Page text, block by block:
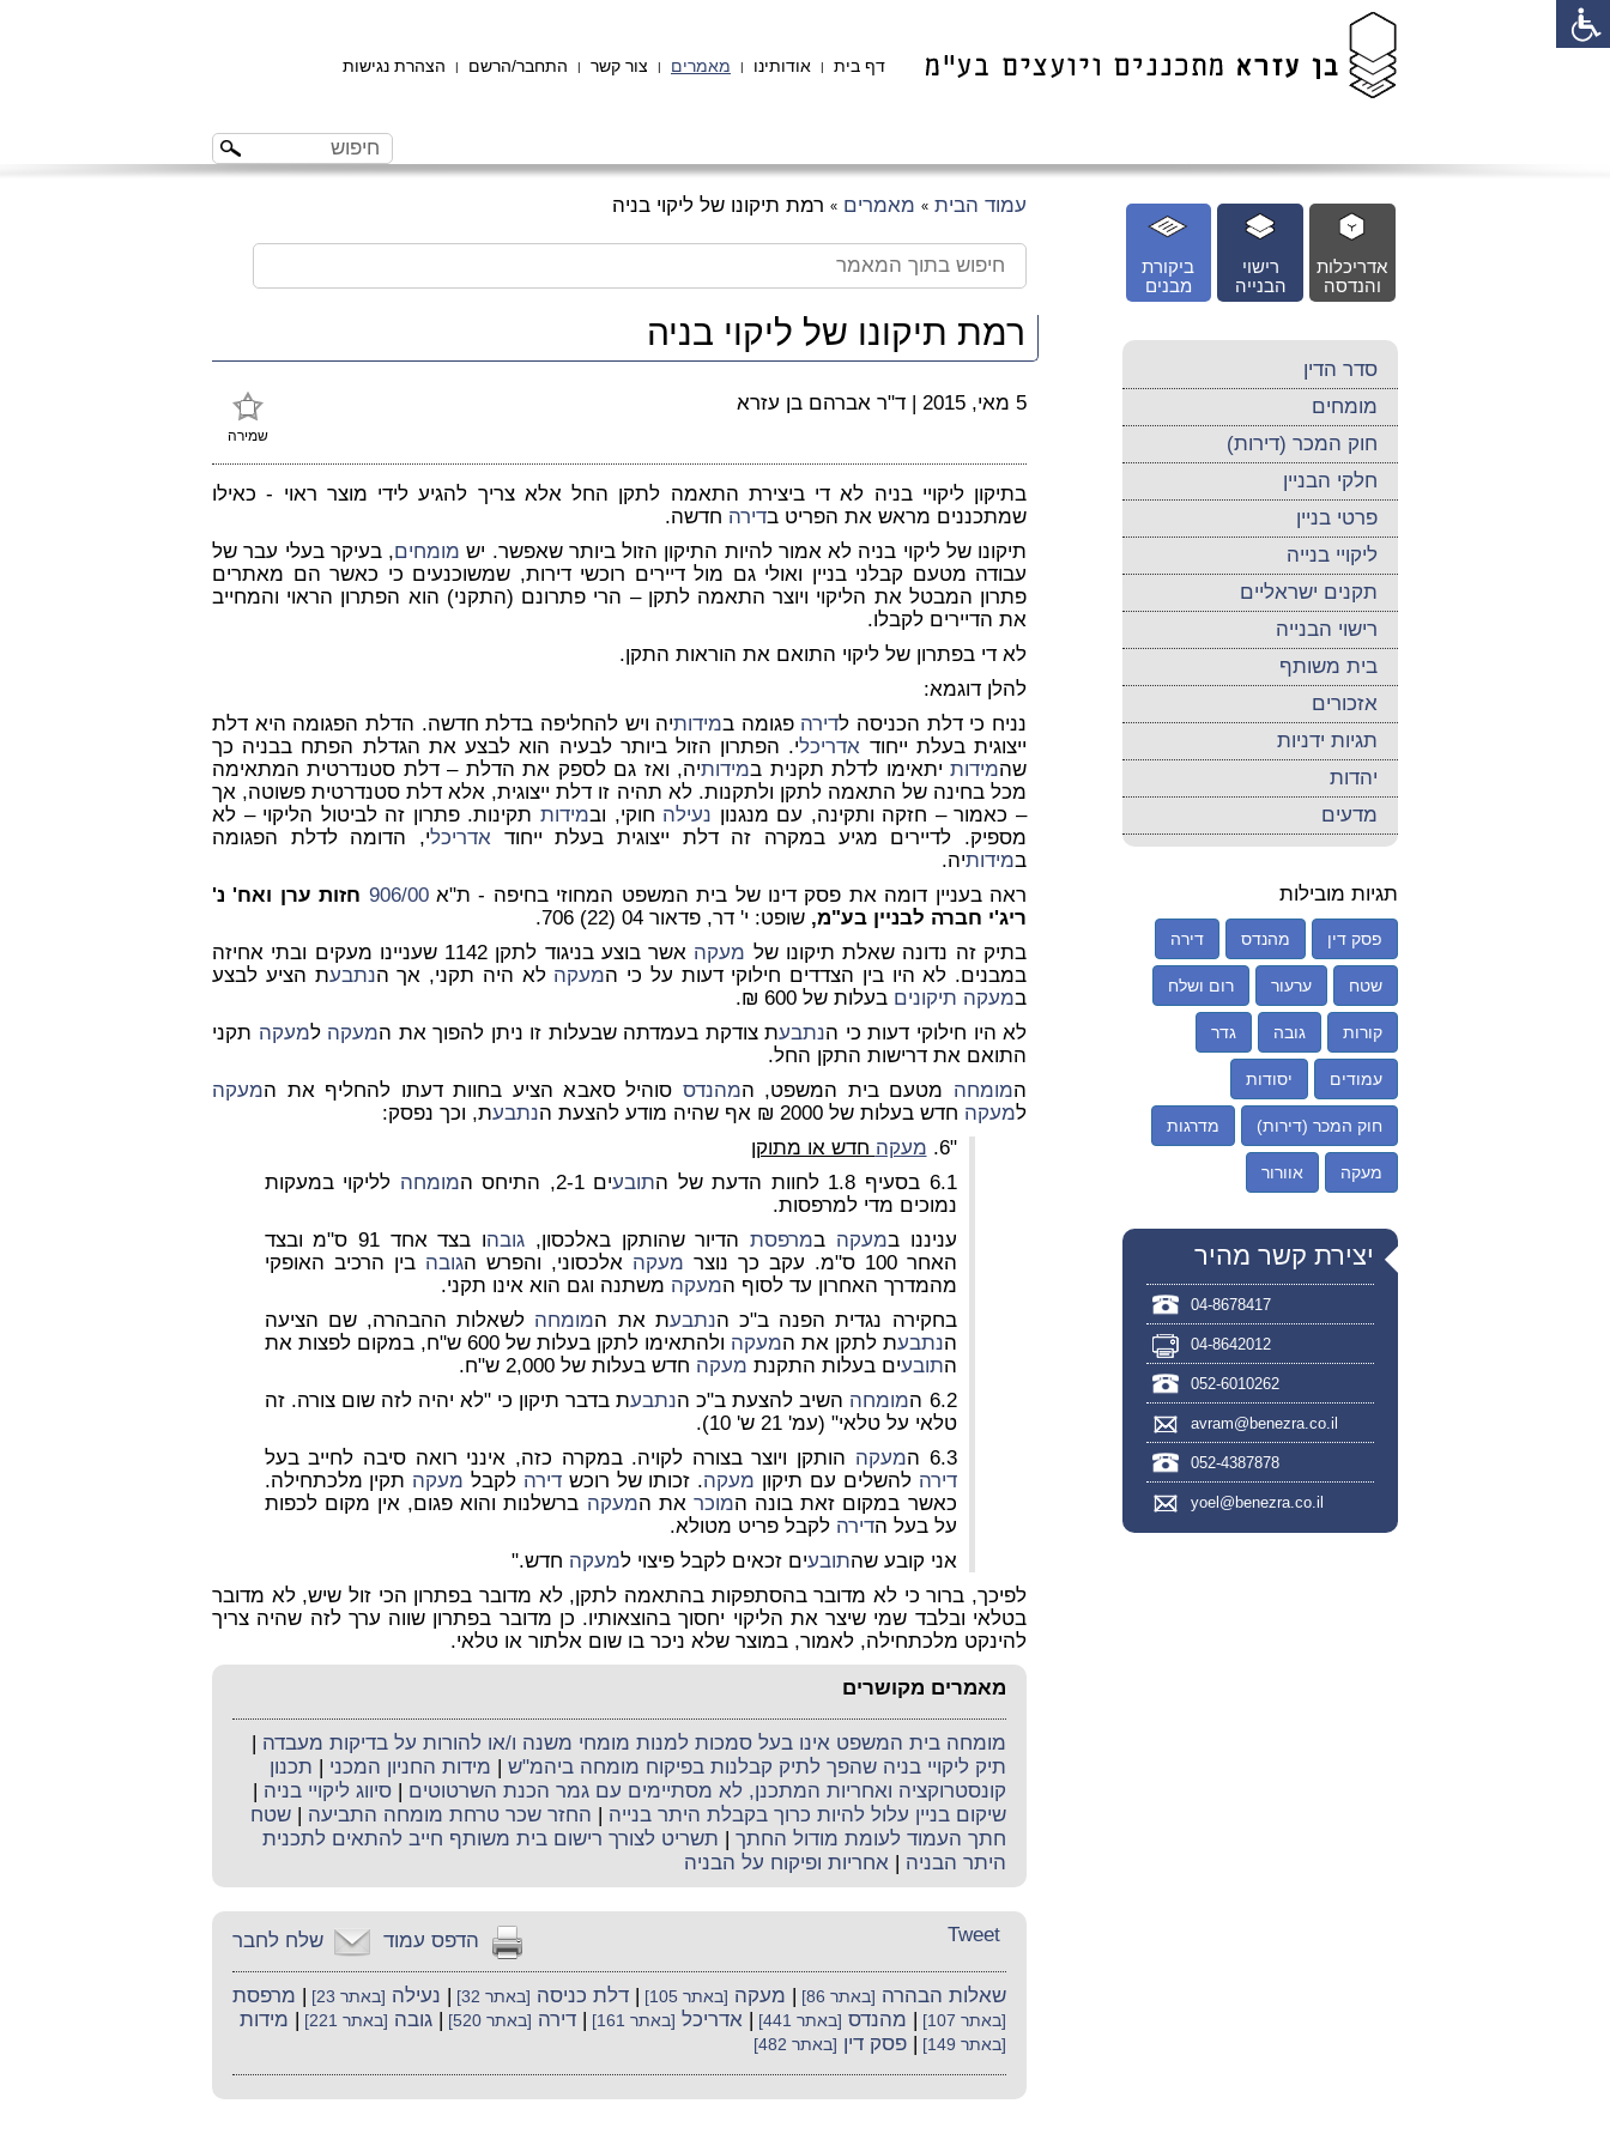
דף בית | אודותינו | מאמרים | צור קשר | התחבר/הרשם | הצהרת נגישות
עמוד הבית » מאמרים » רמת תיקונו של ליקוי בניה
רמת תיקונו של ליקוי בניה
שמירה
5 מאי, 2015 | ד"ר אברהם בן עזרא
בתיקון ליקויי בניה לא די ביצירת התאמה לתקן החל אלא צריך להגיע לידי מוצר ראוי - כאילו
שמתכננים מראש את הפריט בדירה חדשה.
תיקונו של ליקוי בניה לא אמור להיות התיקון הזול ביותר שאפשר. יש מומחים, בעיקר בעלי עבר של
עבודה מטעם קבלני בניין ואולי גם מול דיירים רוכשי דירות, שמשוכנעים כי כאשר הם מאתרים
פתרון המבטל את הליקוי ויוצר התאמה לתקן – הרי פתרונם (התקני) הוא הפתרון הראוי והמחייב
את הדיירים לקבלו.
לא די בפתרון של ליקוי התואם את הוראות התקן.
להלן דוגמא:
נניח כי דלת הכניסה לדירה פגומה במידותיה ויש להחליפה בדלת חדשה. הדלת הפגומה היא דלת
ייצוגית בעלת ייחוד אדריכלי. הפתרון הזול ביותר לבעיה הוא לבצע את הגדלת הפתח בבניה כך
שהמידותיתאימו לדלת תקנית במידותיה, ואז גם לספק את הדלת – דלת סטנדרטית המתאימה
מכל בחינה של התאמה לתקן ולתקנות. לא תהיה זו דלת ייצוגית, אלא דלת סטנדרטית פשוטה, אך
– כאמור – חזקה ותקינה, עם מנגנון נעילה חוקי, ובמידות תקינות. פתרון זה לביטול הליקוי – לא
מספיק. לדיירים מגיע במקרה זה דלת ייצוגית בעלת ייחוד אדריכלי, הדומה לדלת הפגומה
במידותיה.
ראה בעניין דומה את פסק דינו של בית המשפט המחוזי בחיפה - ת"א906/00 חזות ערן ואח' נ'
ריג'י חברה לבניין בע"מ, שופט: י' דר, פדאור 04 (22) 706.
בתיק זה נדונה שאלת תיקונו של מעקה
אשר בוצע בניגוד לתקן 1142 שעניינו מעקים ובתי אחיזה
במבנים. לא היו בין הצדדים חילוקי דעות על כי המעקה לא היה תקני, אך הנתבעת הציע לבצע
במעקה תיקונים בעלות של 600 ₪.
לא היו חילוקי דעות כי הנתבעת צודקת בעמדתה שבעלות זו ניתן להפוך את המעקה למעקה תקני
התואם את דרישות התקן החל.
המומחה מטעם בית המשפט, המהנדס סוהיל סאבא הציע בחוות דעתו להחליף את המעקה
למעקה חדש בעלות של 2000 ₪ אף שהיה מודע להצעת ה נתבעת, וכך נפסק:
"6.
מעקה חדש או מתוקן
6.1 בסעיף 1.8 לחוות הדעת של ה
תובעים 2-1, התיחס ה מומחה לליקוי במעקות
נמוכים מדי למרפסות.
עניננו במעקה במרפסתהדיור שהותקן באלכסון, גובה
ו בצד אחד 91 ס"מ ובצד
האחר 100 ס"מ. עקב כך נוצר
מעקה אלכסוני, והפרש הגובה בין הרכיב האופקי
מהמדרך האחרון עד לסוף המעקה משתנה וגם הוא אינו תקני.
בחקירה נגדית הפנה ב"כ הנתבעת את המומחה לשאלות ההבהרה, שם הציעה
הנתבעת לתקן את המעקה
ולהתאימו לתקן בעלות של 600 ש"ח, במקום לפצות את
התובעים בעלות התקנת מעקה חדש בעלות של 2,000 ש"ח.
6.2 ה
מומחה השיב להצעת ב"כ הנתבעת בדבר תיקון כי "לא יהיה לזה שום צורה. זה
טלאי על טלאי" (עמ' 21 ש' 10).
6.3 ה
מעקה הותקן ויוצר בצורה לקויה. במקרה כזה, אינני רואה סיבה לחייב בעל
דירה להשלים עם תיקון מעקה. זכותו של רוכשדירה לקבל מעקה תקין מלכתחילה.
כאשר במקום זאת בונה המוכר את המעקה ברשלנות והוא פגום, אין מקום לכפות
על בעל הדירה לקבל פריט מטולא.
אני קובע שהתובעים זכאים לקבל פיצוי למעקה חדש."
לפיכך, ברור כי לא מדובר בהסתפקות בהתאמה לתקן, לא מדובר בפתרון הכי זול שיש, לא מדובר
בטלאי ובלבד שמי שיצר את הליקוי יחסוך בהוצאותיו. כן מדובר בפתרון שווה ערך לזה שהיה צריך
להינקט מלכתחילה, לאמור, במוצר שלא ניכר בו שום אלתור או טלאי.
מאמרים מקושרים
מומחה בית המשפט אינו בעל סמכות למנות מומחי משנה ו/או להורות על בדיקות מעבדה |
תיק ליקויי בניה שהפך לתיק קבלנות בפיקוח מומחה ביהמ"ש | מידות החניון המכני | תכנון
קונסטרוקציה ואחריות המתכנן, לא מסתיימים עם גמר הכנת השרטוטים | סיווג ליקויי בניה |
שיקום בניין עלול להיות כרוך בקבלת היתר בנייה | החזר שכר טרחת מומחה התביעה | שטח
חתך העמוד לעומת מודול החתך | תשריט לצורך רישום בית משותף חייב להתאים לתכנית
היתר הבניה | אחריות ופיקוח על הבניה
שלח לחבר הדפס עמוד Tweet
שאלות הבהרה [באתר 86] | מעקה [באתר 105] | דלת כניסה [באתר 32] | נעילה [באתר 23] | מרפסת
[באתר 107] | מהנדס [באתר 441] | אדריכל [באתר 161] | דירה [באתר 520] | גובה [באתר 221] | מידות
[באתר 149] | פסק דין [באתר 482]
ביקורת
מבנים
רישוי
הבנייה
אדריכלות
והנדסה
סדר הדין
מומחים
חוק המכר (דירות)
חלקי הבניין
פרטי בניין
ליקויי בנייה
תקנים ישראליים
רישוי הבנייה
בית משותף
אזכורים
תגיות ידניות
יהדות
מדעים
תגיות מובילות
פסק דין מהנדס דירה
שטח ערעור רום ושלח
קורות גובה גדר
עמודים יסודות
חוק המכר (דירות) מדרגות
מעקה אוורור
יצירת קשר מהיר
04-8678417
04-8642012
052-6010262
avram@benezra.co.il
052-4387878
yoel@benezra.co.il